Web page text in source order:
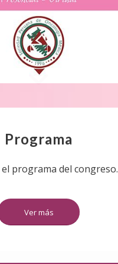
Programa
programa del congreso.
Ver más